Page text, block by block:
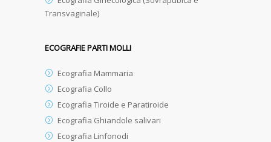
Transvaginale)
ECOGRAFIE PARTI MOLLI
Ecografia Mammaria
Ecografia Collo
Ecografia Tiroide e Paratiroide
Ecografia Ghiandole salivari
Ecografia Linfonodi